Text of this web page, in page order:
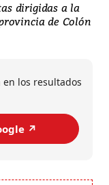
dirigidas a la
de Colón
los resultados
↗️